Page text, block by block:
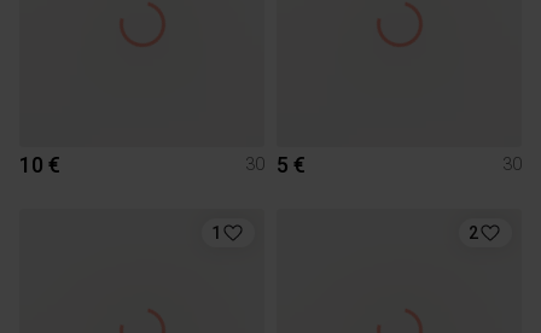
10 € 30 5 € 30
1 2